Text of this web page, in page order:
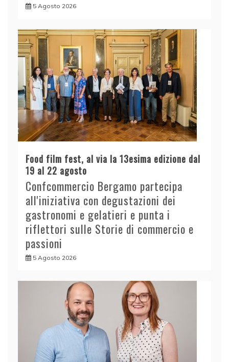
5 Agosto 2026
Food film fest, al via la 13esima edizione dal
19 al 22 agosto
Confcommercio Bergamo partecipa
all'iniziativa con degustazioni dei
gastronomi e gelatieri e punta i
riflettori sulle Storie di commercio e
passioni
5 Agosto 2026